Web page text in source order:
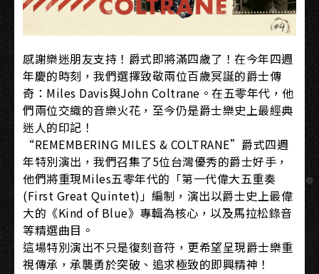
感謝樂迷朋友支持！爵式即將滿四歲了！在今年四週
年慶的時刻，我們選擇致敬兩位百歲冥誕的爵士傳
奇：Miles Davis與John Coltrane。在五零年代，他
們兩位交織的音樂火花，至今仍是爵士樂史上最經典
迷人的印記！
“REMEMBERING MILES & COLTRANE”爵式四週
年特別演出，我們召集了5位台灣優秀的爵士好手，
他們將重現Miles五零年代的「第一代偉大五重奏
(First Great Quintet)」編制，演出以爵士史上最偉
大的《Kind of Blue》專輯為核心，以及馬拉松錄音
等精選曲目。
這場特別演出不只是復刻音符，更希望呈現爵士樂重
視傳承，承襲勇於突破、追求極致的即興精神！